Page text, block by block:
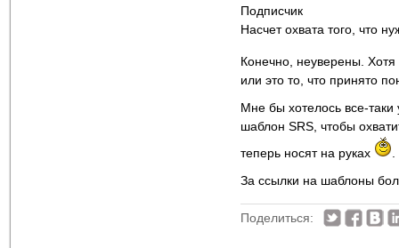
Подписчик
Насчет охвата того, что
Конечно, неуверены. Хотя
или это то, что принято
Мне бы хотелось все-таки
шаблон SRS, чтобы
теперь носят на руках
За ссылки на шаблоны
Поделиться: